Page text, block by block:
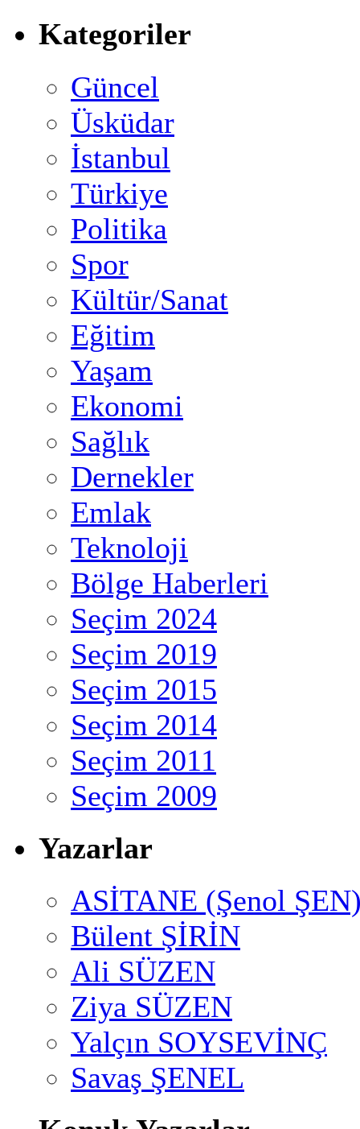
Kategoriler
Güncel
Üsküdar
İstanbul
Türkiye
Politika
Spor
Kültür/Sanat
Eğitim
Yaşam
Ekonomi
Sağlık
Dernekler
Emlak
Teknoloji
Bölge Haberleri
Seçim 2024
Seçim 2019
Seçim 2015
Seçim 2014
Seçim 2011
Seçim 2009
Yazarlar
ASİTANE (Şenol
Bülent ŞİRİN
Ali SÜZEN
Ziya SÜZEN
Yalçın SOYSEVİNÇ
Savaş ŞENEL